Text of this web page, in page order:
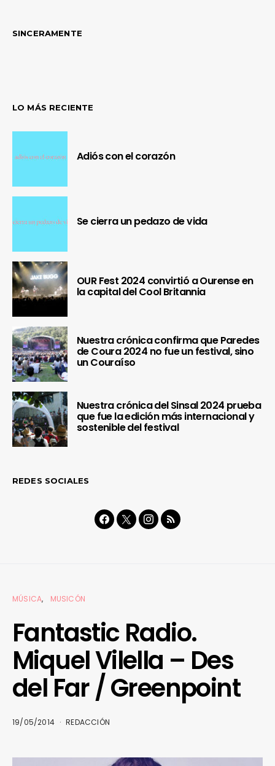
SINCERAMENTE
LO MÁS RECIENTE
Adiós con el corazón
Se cierra un pedazo de vida
OUR Fest 2024 convirtió a Ourense en
la capital del Cool Britannia
Nuestra crónica confirma que Paredes
de Coura 2024 no fue un festival, sino
un Couraíso
Nuestra crónica del Sinsal 2024 prueba
que fue la edición más internacional y
sostenible del festival
REDES SOCIALES
MÚSICA MUSICÓN
Fantastic Radio.
Miquel Vilella – Des
del Far / Greenpoint
19/05/2014 REDACCIÓN